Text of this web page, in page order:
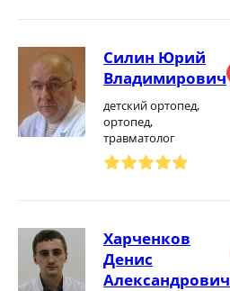
Силин Юрий
Владимирович
детский ортопед,
ортопед,
травматолог
Харченков
Денис
Александрович